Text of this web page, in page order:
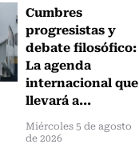
Cumbres
progresistas y
debate filosófico:
La agenda
internacional que
llevará a...
Miércoles 5 de agosto
de 2026